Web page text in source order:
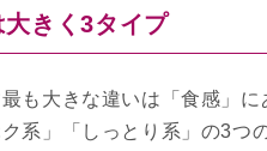
きく3タイプ
も大きな違いは「食感」
ク系」「しっとり系」の3